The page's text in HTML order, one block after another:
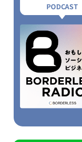
PODCAST